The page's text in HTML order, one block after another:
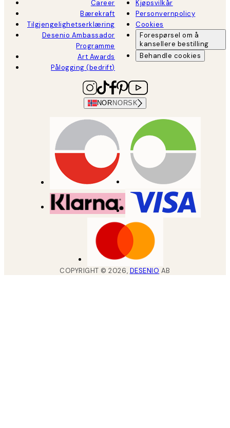
Career
Bærekraft
Tilgjengelighetserklæring
Desenio Ambassador
Programme
Art Awards
Pålogging (bedrift)
Kjøpsvilkår
Personvernpolicy
Cookies
Forespørsel om å
kansellere bestilling
Behandle cookies
NOR NORSK
COPYRIGHT ©2026, DESENIO AB